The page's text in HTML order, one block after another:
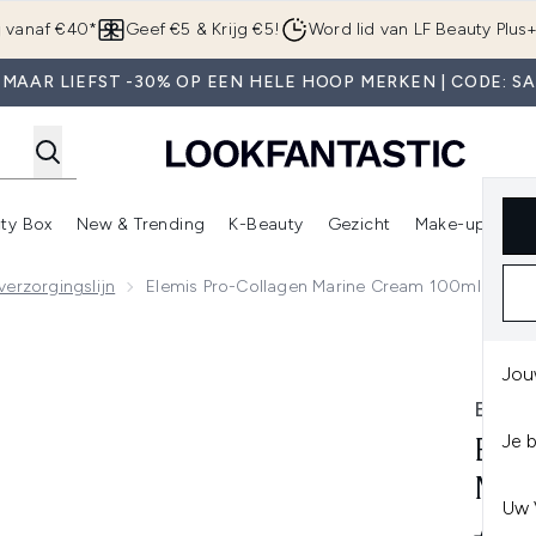
Overslaan naar de hoofdinhoud
vanaf €40* Geef €5 & Krijg €5! Word lid van LF Beauty Plus+
LIEFST -30% OP EEN HELE HOOP MERKEN | CODE:
Je
Uw
submenu (Sale) Enter submenu (Merken)
Box
Enter submenu (Beauty Box)
New & Trending
Enter submenu (New & Trending)
K-Beauty
Enter submenu (K-Beauty)
Gezicht Make-up
Elemis Pro-Collagen Marine Cream 100ml